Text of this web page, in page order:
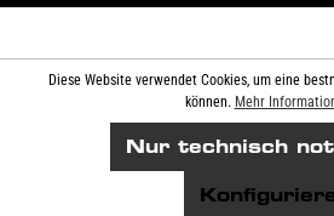
Diese Website verwendet Cookies, um eine
können. Mehr
Nur technisch